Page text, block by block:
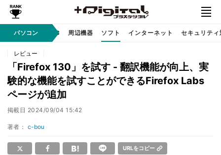
パソコン
クノロジ AI PC 周辺機器 ソフト インターネット セキュリティ
レビュー
「Firefox 130」を試す - 翻訳機能が向上、実
験的な機能を試すことができるFirefox Labs
ページが追加
掲載日 2024/09/04 15:42
著者： c-bou
URLをコピー